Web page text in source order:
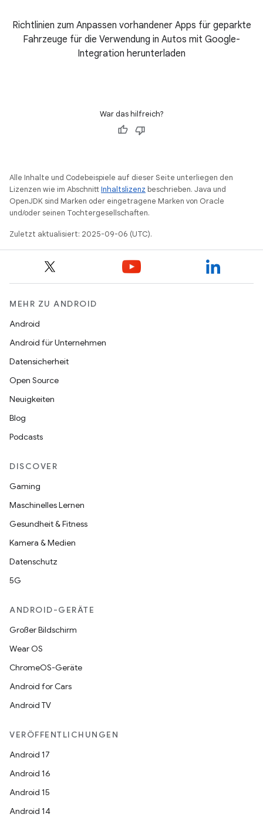
Richtlinien zum Anpassen vorhandener Apps für geparkte
Fahrzeuge für die Verwendung in Autos mit Google-
Integration herunterladen
War das hilfreich?
Alle Inhalte und Codebeispiele auf dieser Seite unterliegen den
Lizenzen wie im AbschnittInhaltslizenz beschrieben. Java und
OpenJDK sind Marken oder eingetragene Marken von Oracle
und/oder seinen Tochtergesellschaften.
Zuletzt aktualisiert: 2025-09-06 (UTC).
MEHR ZU ANDROID
Android
Android für Unternehmen
Datensicherheit
Open Source
Neuigkeiten
Blog
Podcasts
DISCOVER
Gaming
Maschinelles Lernen
Gesundheit & Fitness
Kamera & Medien
Datenschutz
5G
ANDROID-GERÄTE
Großer Bildschirm
Wear OS
ChromeOS-Geräte
Android for Cars
Android TV
VERÖFFENTLICHUNGEN
Android 17
Android 16
Android 15
Android 14